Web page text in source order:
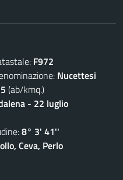
F972
Nucettesi
(ab/kmq.)
- 22 luglio
8° 3' 41''
Ceva, Perlo